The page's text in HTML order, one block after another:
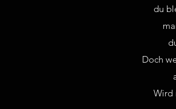
du
Doch
Wird